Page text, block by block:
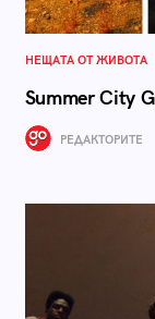
НЕЩАТА ОТ ЖИВОТА
Summer City
РЕДАКТОРИТЕ